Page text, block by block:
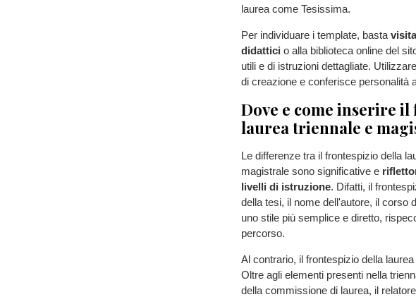
laurea come Tesissima.
Per individuare i template, basta
didattici o alla biblioteca online del
utili e di istruzioni dettagliate.
di creazione e conferisce personalità
Dove e come inserire
laurea triennale e
Le differenze tra il frontespizio della
magistrale sono significative e
livelli di istruzione. Difatti, il
della tesi, il nome dell'autore, il corso
uno stile più semplice e diretto,
percorso.
Al contrario, il frontespizio della
Oltre agli elementi presenti nella
della commissione di laurea, il